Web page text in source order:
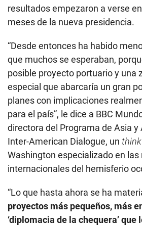
resultados empezaron a verse
meses de la nueva presidencia.
“Desde entonces ha habido
que muchos se esperaban,
posible proyecto portuario y una
especial que abarcaría un gran
planes con implicaciones
para el país”, le dice a BBC
directora del Programa de Asia
Inter-American Dialogue, un
Washington especializado en las
internacionales del hemisferio
“Lo que hasta ahora se ha
proyectos más pequeños, más
‘diplomacia de la chequera’ que